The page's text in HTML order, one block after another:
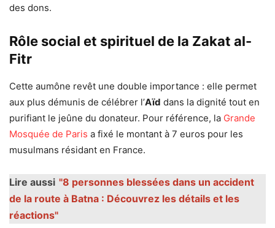
des dons.
Rôle social et spirituel de la Zakat al-
Fitr
Cette aumône revêt une double importance : elle permet
aux plus démunis de célébrer l’Aïd dans la dignité tout en
purifiant le jeûne du donateur. Pour référence, la Grande
Mosquée de Paris a fixé le montant à 7 euros pour les
musulmans résidant en France.
Lire aussi "8 personnes blessées dans un accident
de la route à Batna : Découvrez les détails et les
réactions"